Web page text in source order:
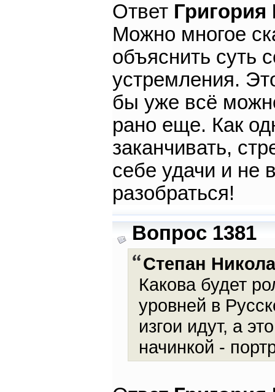
Ответ
Можно многое
объяснить суть
устремления.
бы уже всё
рано еще. Как
заканчивать,
себе удачи и не
разобраться!
Вопрос 1381
Степан
Какова будет
уровней в
изгои идут, а
начинкой -